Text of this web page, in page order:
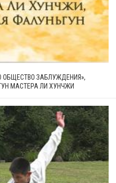
ОБЩЕСТВО ЗАБЛУЖДЕНИЯ»,
МАСТЕРА ЛИ ХУНЧЖИ